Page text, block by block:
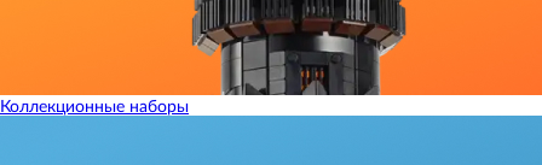
Коллекционные наборы